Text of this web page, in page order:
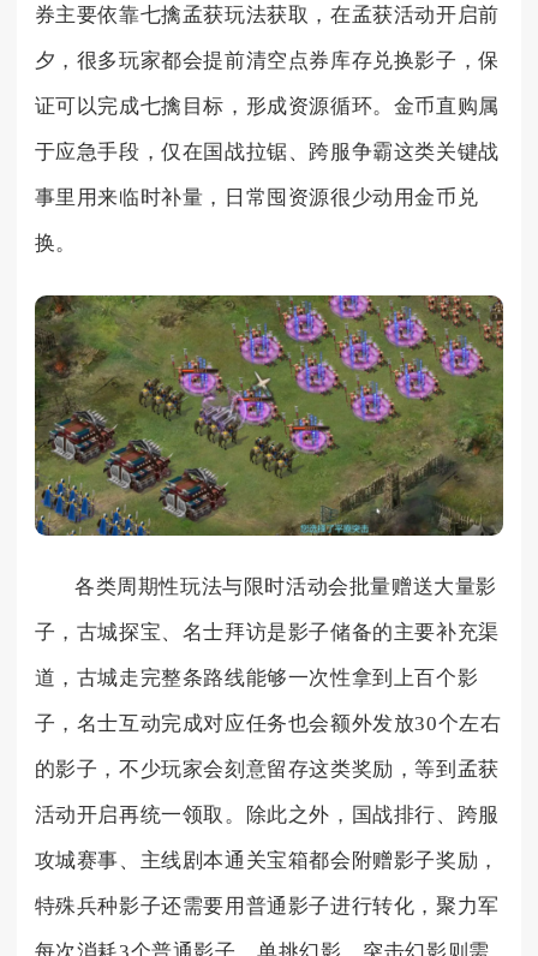
券主要依靠七擒孟获玩法获取，在孟获活动开启前
夕，很多玩家都会提前清空点券库存兑换影子，保
证可以完成七擒目标，形成资源循环。金币直购属
于应急手段，仅在国战拉锯、跨服争霸这类关键战
事里用来临时补量，日常囤资源很少动用金币兑
换。
各类周期性玩法与限时活动会批量赠送大量影
子，古城探宝、名士拜访是影子储备的主要补充渠
道，古城走完整条路线能够一次性拿到上百个影
子，名士互动完成对应任务也会额外发放30个左右
的影子，不少玩家会刻意留存这类奖励，等到孟获
活动开启再统一领取。除此之外，国战排行、跨服
攻城赛事、主线剧本通关宝箱都会附赠影子奖励，
特殊兵种影子还需要用普通影子进行转化，聚力军